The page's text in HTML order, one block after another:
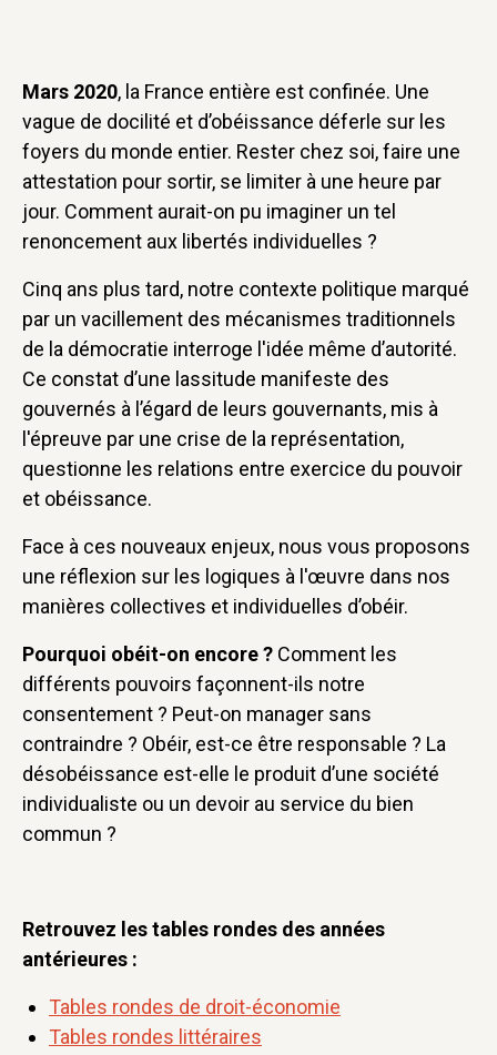
Mars 2020, la France entière est confinée. Une
vague de docilité et d’obéissance déferle sur les
foyers du monde entier. Rester chez soi, faire une
attestation pour sortir, se limiter à une heure par
jour. Comment aurait-on pu imaginer un tel
renoncement aux libertés individuelles ?
Cinq ans plus tard, notre contexte politique marqué
par un vacillement des mécanismes traditionnels
de la démocratie interroge l'idée même d’autorité.
Ce constat d’une lassitude manifeste des
gouvernés à l’égard de leurs gouvernants, mis à
l'épreuve par une crise de la représentation,
questionne les relations entre exercice du pouvoir
et obéissance.
Face à ces nouveaux enjeux, nous vous proposons
une réflexion sur les logiques à l'œuvre dans nos
manières collectives et individuelles d’obéir.
Pourquoi obéit-on encore ? Comment les
différents pouvoirs façonnent-ils notre
consentement ? Peut-on manager sans
contraindre ? Obéir, est-ce être responsable ? La
désobéissance est-elle le produit d’une société
individualiste ou un devoir au service du bien
commun ?
Retrouvez les tables rondes des années
antérieures :
Tables rondes de droit-économie
Tables rondes littéraires